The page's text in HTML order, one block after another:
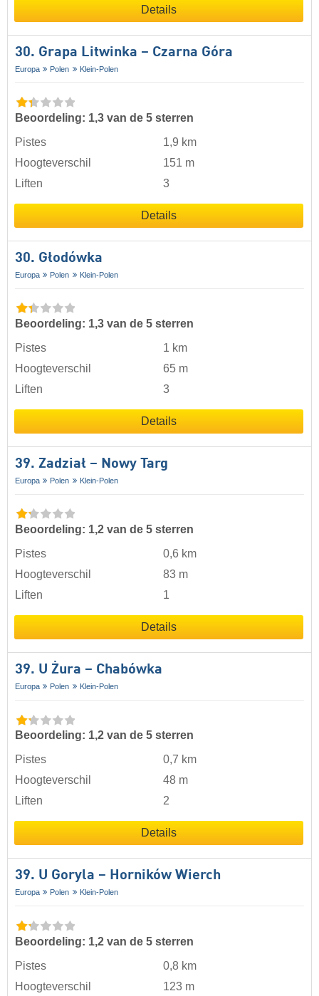
Details
30. Grapa Litwinka – Czarna Góra
Europa Polen Klein-Polen
Beoordeling: 1,3 van de 5 sterren
Pistes
1,9 km
Hoogteverschil
151 m
Liften
3
Details
30. Głodówka
Europa Polen Klein-Polen
Beoordeling: 1,3 van de 5 sterren
Pistes
1 km
Hoogteverschil
65 m
Liften
3
Details
39. Zadział – Nowy Targ
Europa Polen Klein-Polen
Beoordeling: 1,2 van de 5 sterren
Pistes
0,6 km
Hoogteverschil
83 m
Liften
1
Details
39. U Żura – Chabówka
Europa Polen Klein-Polen
Beoordeling: 1,2 van de 5 sterren
Pistes
0,7 km
Hoogteverschil
48 m
Liften
2
Details
39. U Goryla – Horników Wierch
Europa Polen Klein-Polen
Beoordeling: 1,2 van de 5 sterren
Pistes
0,8 km
Hoogteverschil
123 m